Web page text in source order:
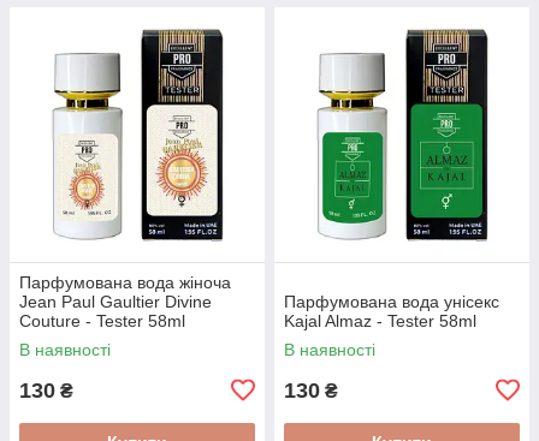
Парфумована вода жіноча
Jean Paul Gaultier Divine
Couture - Tester 58ml
В наявності
130 ₴
Парфумована вода унісекс
Kajal Almaz - Tester 58ml
В наявності
130 ₴